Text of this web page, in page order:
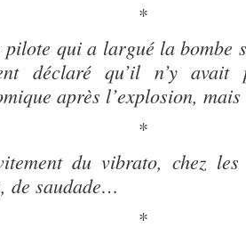
*
pilote qui a largué la bombe
déclaré qu’il n’y
après l’explosion,
*
du vibrato, chez
de saudade…
*